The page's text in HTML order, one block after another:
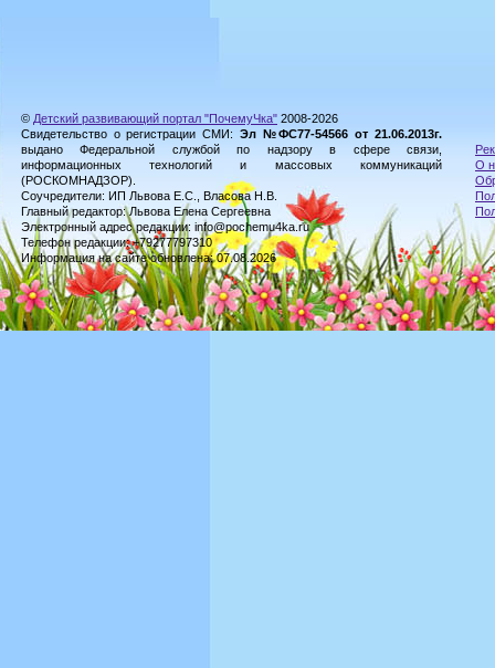
© Детский развивающий портал "ПочемуЧка" 2008-2026
Свидетельство о регистрации СМИ: Эл №ФС77-54566 от 21.06.2013г.
выдано Федеральной службой по надзору в сфере связи,
информационных технологий и массовых коммуникаций
(РОСКОМНАДЗОР).
Соучредители: ИП Львова Е.С., Власова Н.В.
Главный редактор: Львова Елена Сергеевна
Электронный адрес редакции: info@pochemu4ka.ru
Телефон редакции: +79277797310
Информация на сайте обновлена: 07.08.2026
О